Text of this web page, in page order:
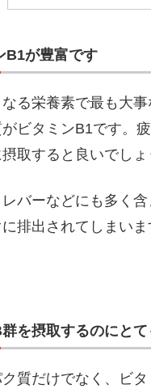
B1が豊富です
る栄養素で最も大
ビタミンB1です。
取すると良いでしょ
バーなどにも多く
排出されてしまい
を摂取するのにと
質だけでなく、ビ